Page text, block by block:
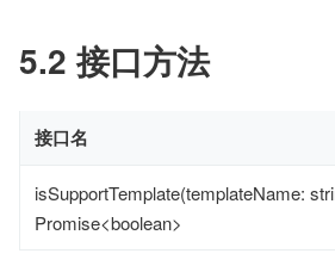
5.2 接口方法
接口名
isSupportTemplate(templateName:
Promise<boolean>